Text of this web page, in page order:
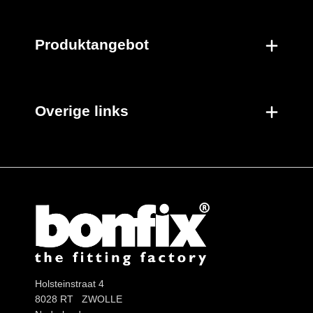
Produktangebot
Overige links
Holsteinstraat 4
8028 RT ZWOLLE